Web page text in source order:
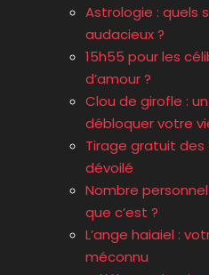
Astrologie : quels
audacieux ?
15h55 pour les
d’amour ?
Clou de girofle :
débloquer votre
Tirage gratuit des
dévoilé
Nombre
que c’est ?
L’ange haiaiel :
méconnu